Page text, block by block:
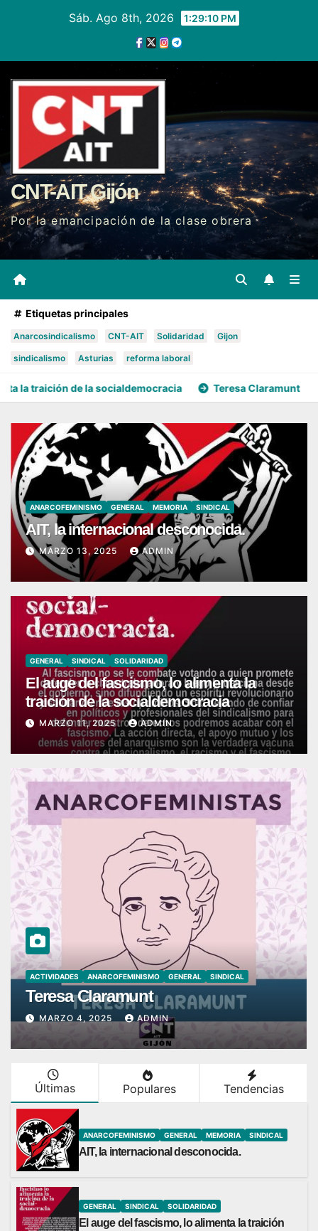
Sáb. Ago 8th, 2026 1:29:11 PM
CNT-AIT Gijón
Por la emancipación de la clase obrera
Etiquetas principales
Anarcosindicalismo CNT-AIT Solidaridad Gijon
sindicalismo Asturias reforma laboral
socialdemocracia Teresa Claramunt Ana Villalobos
ANARCOFEMINISMO GENERAL MEMORIA SINDICAL
AIT, la internacional desconocida.
MARZO 13, 2025 ADMIN
GENERAL SINDICAL SOLIDARIDAD
El auge del fascismo, lo alimenta la
traición de la socialdemocracia
MARZO 11, 2025 ADMIN
ACTIVIDADES ANARCOFEMINISMO GENERAL SINDICAL
Teresa Claramunt
MARZO 4, 2025 ADMIN
Últimas Populares Tendencias
ANARCOFEMINISMO GENERAL MEMORIA SINDICAL
AIT, la internacional desconocida.
GENERAL SINDICAL SOLIDARIDAD
El auge del fascismo, lo alimenta la traición